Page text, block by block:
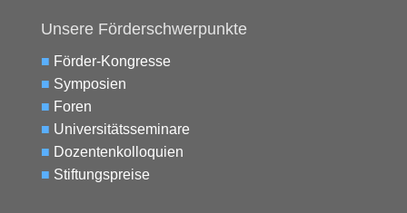
Unsere Förderschwerpunkte
■ Förder-Kongresse
■ Symposien
■ Foren
■ Universitätsseminare
■ Dozentenkolloquien
■ Stiftungspreise